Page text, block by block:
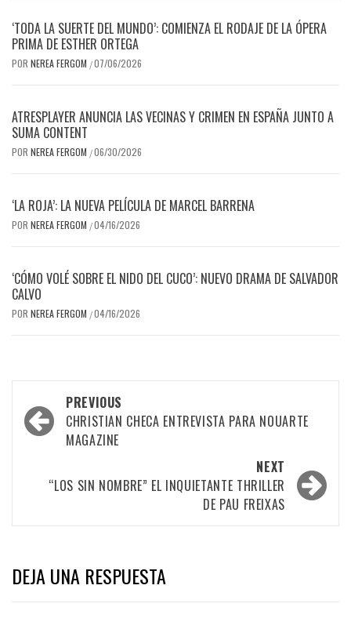
‘TODA LA SUERTE DEL MUNDO’: COMIENZA EL RODAJE DE LA ÓPERA
PRIMA DE ESTHER ORTEGA
POR NEREA FERGOM /07/06/2026
ATRESPLAYER ANUNCIA LAS VECINAS Y CRIMEN EN ESPAÑA JUNTO A
SUMA CONTENT
POR NEREA FERGOM /06/30/2026
‘LA ROJA’: LA NUEVA PELÍCULA DE MARCEL BARRENA
POR NEREA FERGOM /04/16/2026
‘CÓMO VOLÉ SOBRE EL NIDO DEL CUCO’: NUEVO DRAMA DE SALVADOR
CALVO
POR NEREA FERGOM /04/16/2026
Post
navigation
PREVIOUS
CHRISTIAN CHECA ENTREVISTA PARA NOUARTE
MAGAZINE
NEXT
“LOS SIN NOMBRE” EL INQUIETANTE THRILLER
DE PAU FREIXAS
DEJA UNA RESPUESTA